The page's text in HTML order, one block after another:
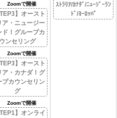
Zoomで開催
】オースト
ア・ニュージー
ド！グループカ
ウンセリング
Zoomで開催
】オースト
ア・カナダ！グ
プカウンセリン
グ
Zoomで開催
】オンライ
ｽﾄﾗﾘｱ/ｶﾅﾀﾞ/ﾆｭｰｼﾞｰﾗﾝ
ﾄﾞ/ﾖｰﾛｯﾊﾟ